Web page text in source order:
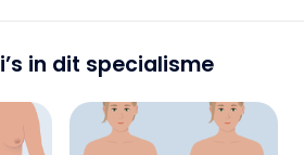
in dit specialisme